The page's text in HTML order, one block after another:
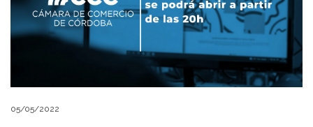
05/05/2022